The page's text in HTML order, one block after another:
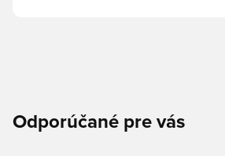
Odporúčané pre vás